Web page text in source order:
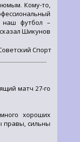
Кому-то,
наш футбол –
Шикунов
Спорт
матч 27-го
хороших
правы, сильны